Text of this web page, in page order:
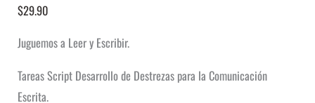
$29.90
Juguemos a Leer y Escribir.
Tareas Script Desarrollo de Destrezas para la Comunicación
Escrita.